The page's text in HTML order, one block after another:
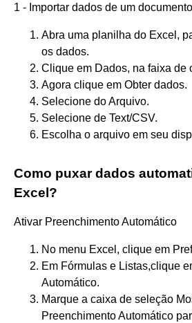
1 - Importar dados de um
Abra uma planilha do Excel,
os dados.
Clique em Dados, na faixa de
Agora clique em Obter dados.
Selecione do Arquivo.
Selecione de Text/CSV.
Escolha o arquivo em seu
Como puxar dados
Excel?
Ativar Preenchimento Automático
No menu Excel, clique em
Em Fórmulas e Listas,clique
Automático.
Marque a caixa de seleção
Preenchimento Automático